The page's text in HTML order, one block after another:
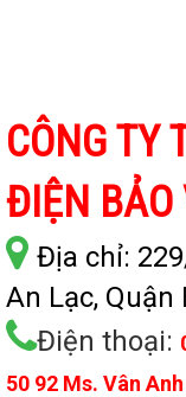
CÔNG TY
ĐIỆN BẢO
Địa chỉ:
An Lạc, Quận
Điện thoại:
50 92 Ms. Vân